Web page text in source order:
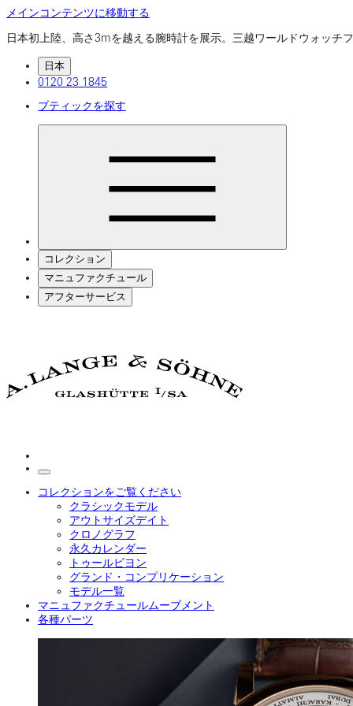
メインコンテンツに移動する
日本初上陸、高さ3mを越える腕時計を展示。三越ワールドウォッ
日本
0120 23 1845
ブティックを探す
コレクション
マニュファクチュール
アフターサービス
コレクションをご覧ください
クラシックモデル
アウトサイズデイト
クロノグラフ
永久カレンダー
トゥールビヨン
グランド・コンプリケーション
モデル一覧
マニュファクチュールムーブメント
各種パーツ